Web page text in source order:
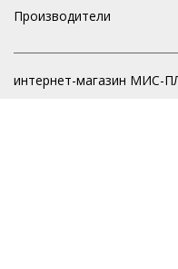
Производители
интернет-магазин МИС-